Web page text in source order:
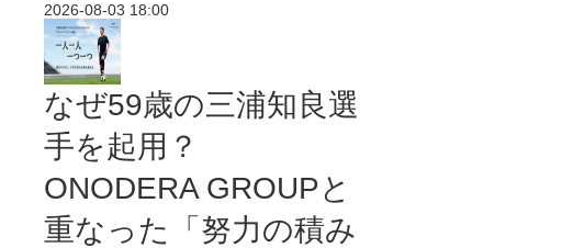
2026-08-03 18:00
なぜ59歳の三浦知良選
手を起用？
ONODERA GROUPと
重なった「努力の積み